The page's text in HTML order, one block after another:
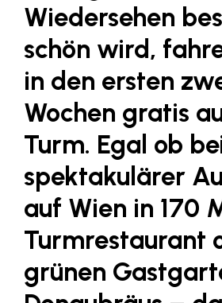
Fressnapf
FRoSTA
FV Energierohstoff &
Gardena
Gas Connect Austria
GBV - Verband
Bauvereinigungen
Getzner Werkstoffe
Heimat Österreich
ikp
Johnson & Johnson
Wiedersehen
schön wird,
in den ersten
Wochen gratis
Turm. Egal ob
spektakulärer
auf Wien in 170
Turmrestaurant
grünen